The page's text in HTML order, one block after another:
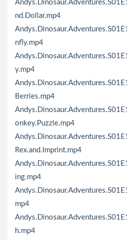
nd.Dollar.mp4
nfly.mp4
y.mp4
Berries.mp4
onkey.Puzzle.mp4
Rex.and.Imprint.mp4
ing.mp4
mp4
h.mp4